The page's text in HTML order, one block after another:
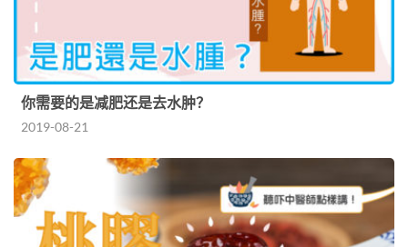
你需要的是减肥还是去水肿？
2019-08-21